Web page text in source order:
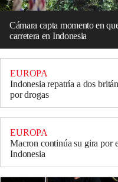
Cámara capta momento en
carretera en Indonesia
EUROPA
Indonesia repatría a dos
por drogas
EUROPA
Macron continúa su gira por
Indonesia